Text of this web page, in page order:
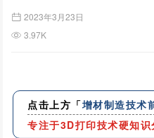
2023年3月23日
3.97K
点击上方「增材制造技术
专注于3D打印技术硬知识